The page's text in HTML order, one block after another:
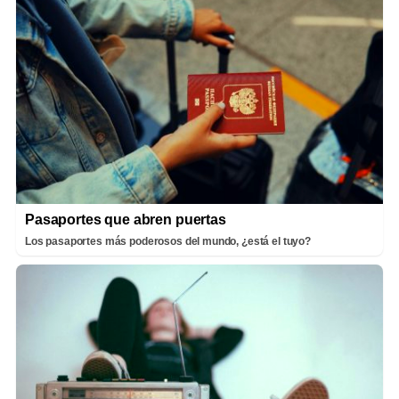
Pasaportes que abren puertas
Los pasaportes más poderosos del mundo, ¿está el tuyo?